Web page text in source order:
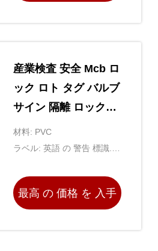
産業検査 安全 Mcb ロ
ック ロト タグ バルブ
サイン 隔離 ロックア
ウト
材料: PVC
ラベル: 英語 の 警告 標識.個
最高 の 価格 を 入手